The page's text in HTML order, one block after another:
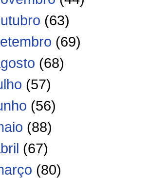
(63)
(69)
(68)
(57)
(56)
(88)
(67)
(80)